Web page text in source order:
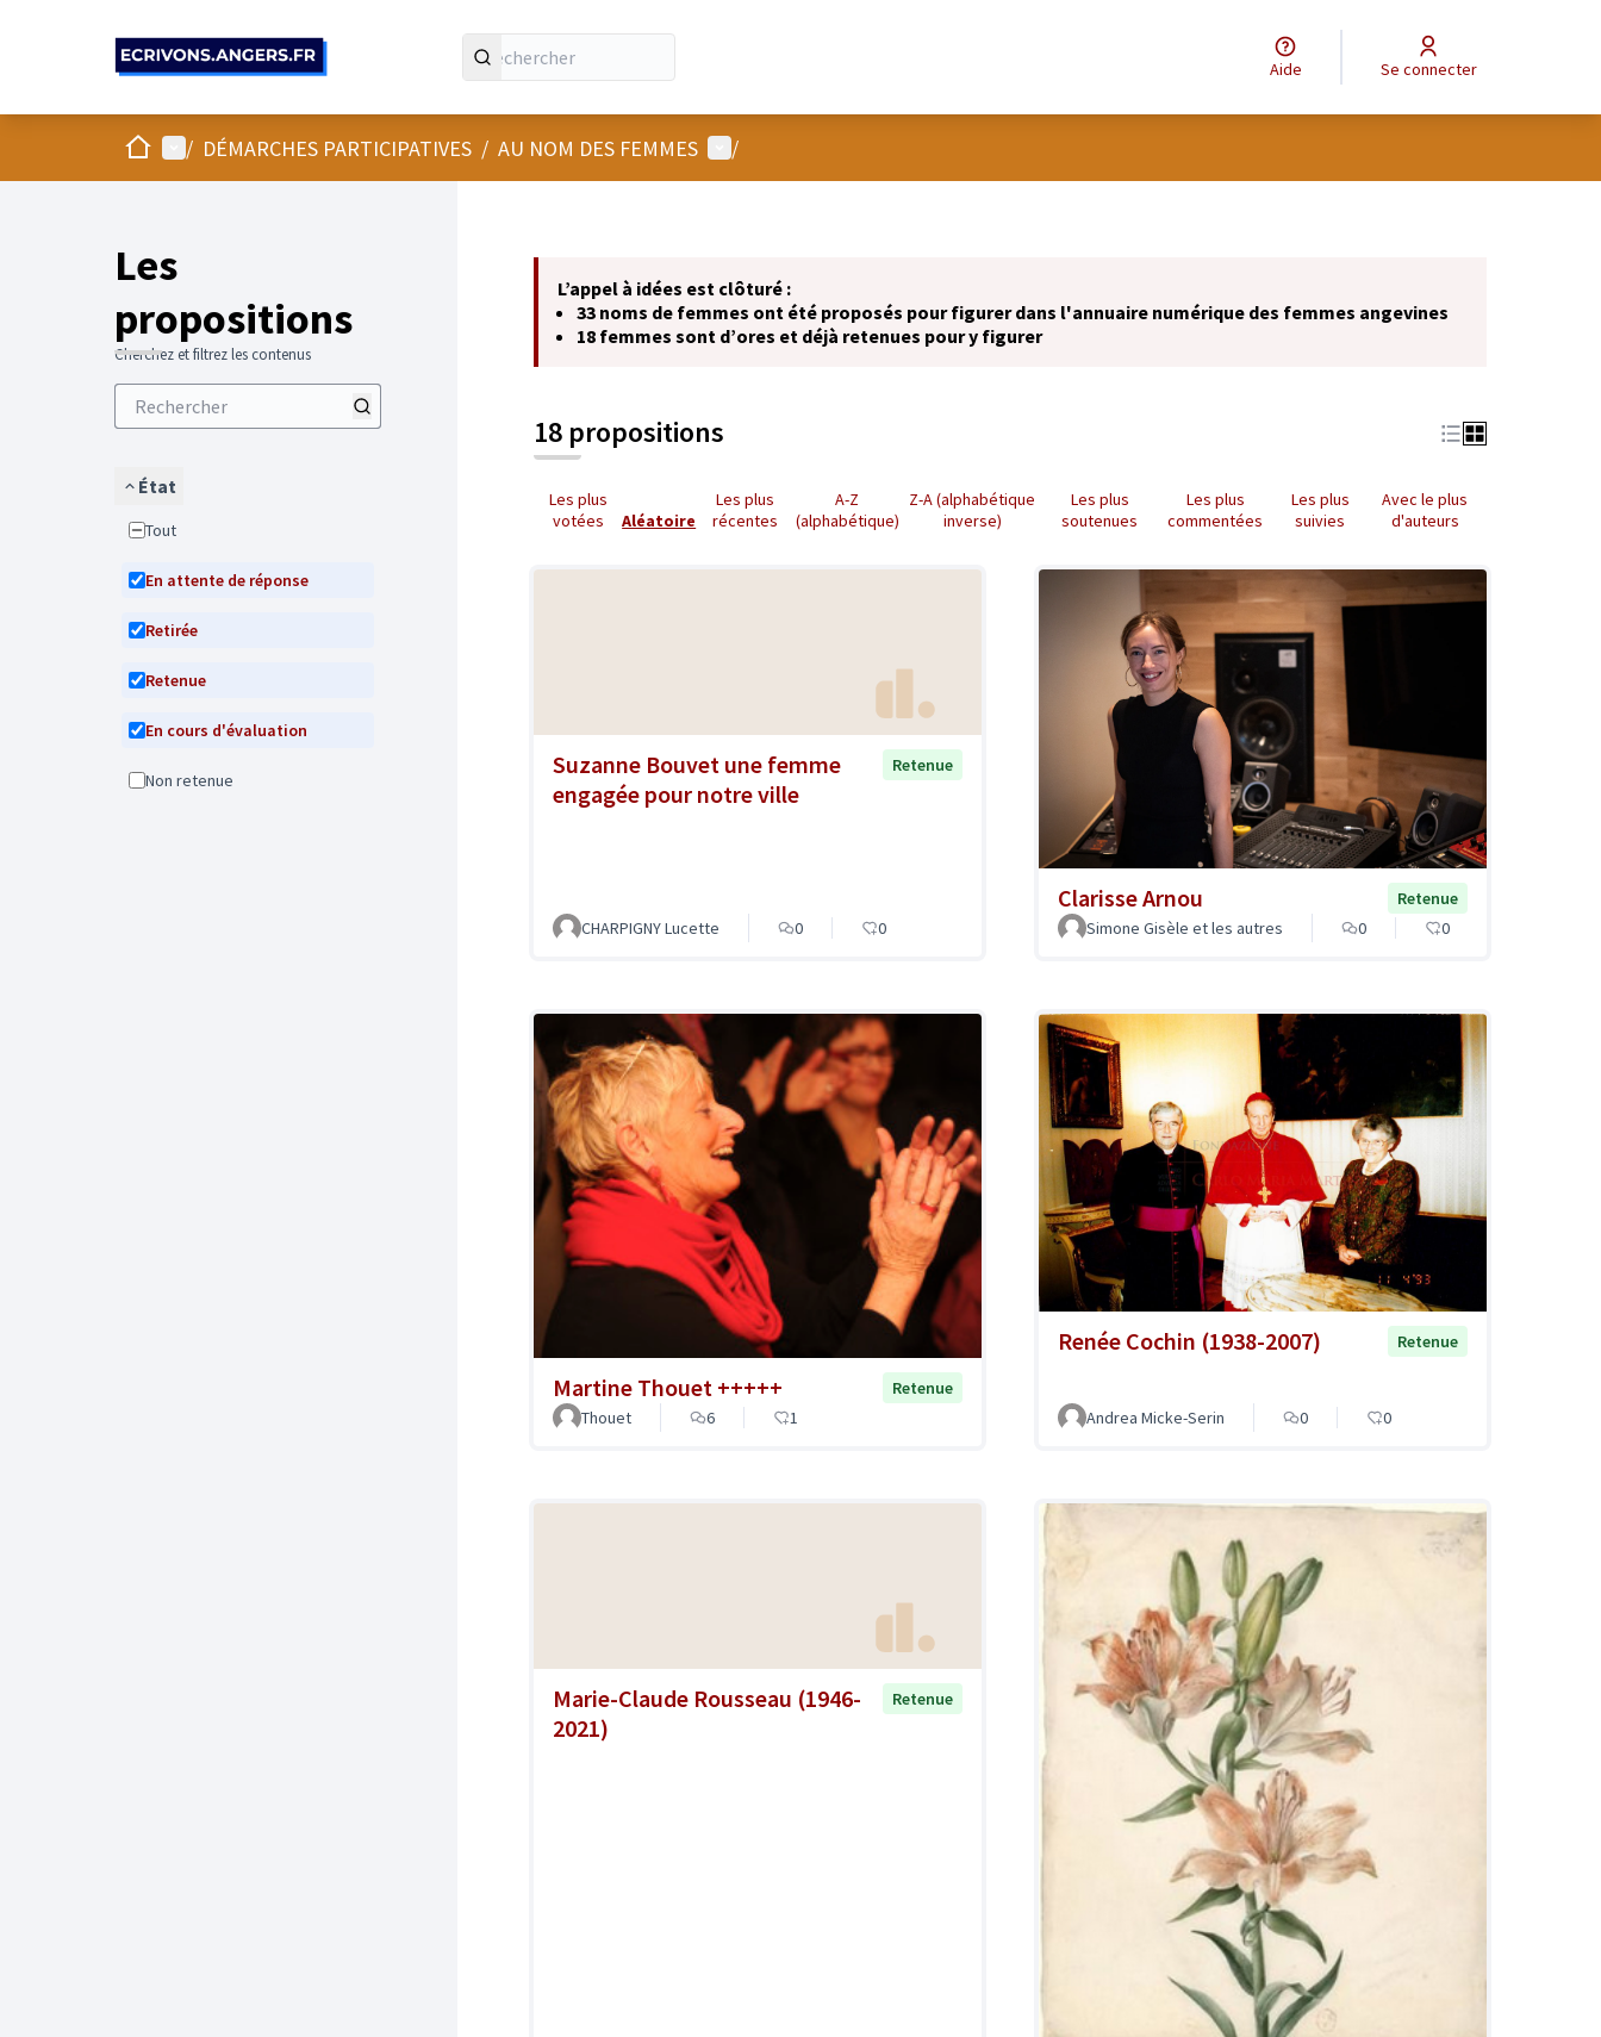
Aide Se connecter
AccueilMenu principal
/ DÉMARCHES PARTICIPATIVES / AU NOM DES FEMMES Menu utilisateur
/
Les
propositions
Cherchez et filtrez les contenus
État
Tout
En attente de réponse
Retirée
Retenue
En cours d'évaluation
Non retenue
L’appel à idées est clôturé :
33 noms de femmes ont été proposés pour figurer dans l'annuaire numérique des femmes angevines
18 femmes sont d’ores et déjà retenues pour y figurer
18 propositions
Les plus
votées
Aléatoire
Les plus
récentes
A-Z
(alphabétique)
Z-A (alphabétique
inverse)
Les plus
soutenues
Les plus
commentées
Les plus
suivies
Avec le plus
d'auteurs
Suzanne Bouvet une femme
engagée pour notre ville
Retenue
CHARPIGNY Lucette 0 0
Clarisse Arnou
Retenue
Simone Gisèle et les autres
0 0
Martine Thouet +++++
Retenue
Thouet
6 1
Renée Cochin (1938-2007) Retenue
Andrea Micke-Serin 0 0
Marie-Claude Rousseau (1946-
2021)
Retenue